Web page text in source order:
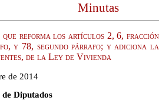
Minutas
que reforma los artículos 2, 6,
y 78, segundo párrafo; y
de la Ley de Vivienda
de 2014
Diputados